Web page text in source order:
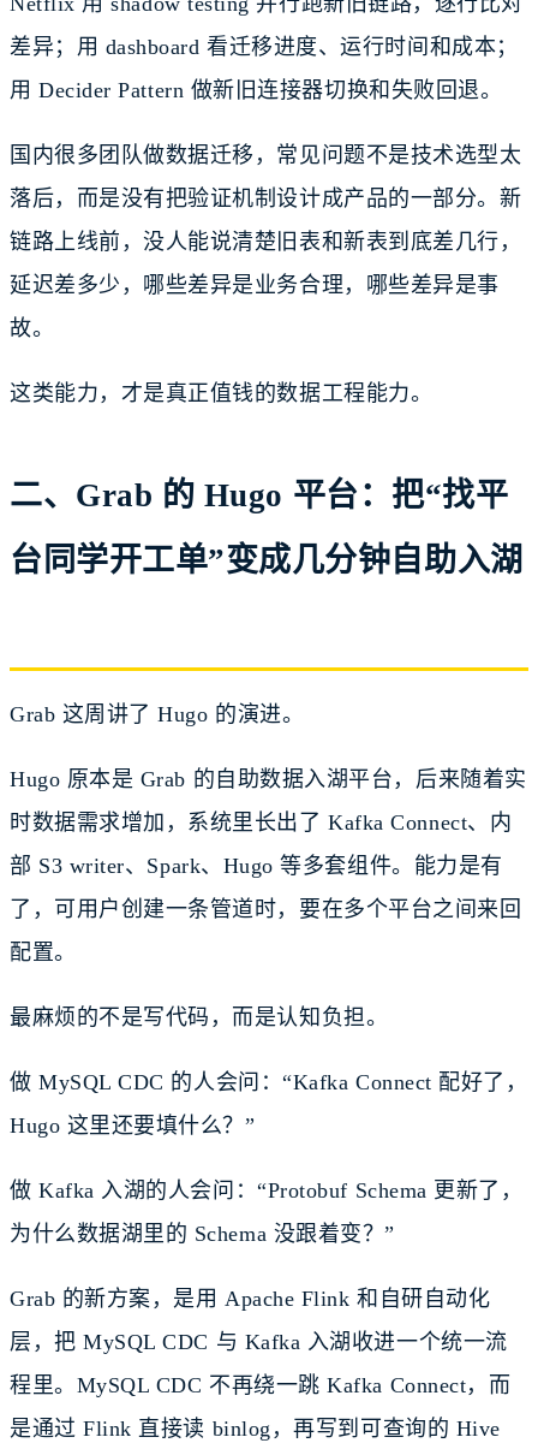
差异；用 dashboard 看迁移进度、运行时间和成本；
用 Decider Pattern 做新旧连接器切换和失败回退。
国内很多团队做数据迁移，常见问题不是技术选型太
落后，而是没有把验证机制设计成产品的一部分。新
链路上线前，没人能说清楚旧表和新表到底差几行，
延迟差多少，哪些差异是业务合理，哪些差异是事
故。
这类能力，才是真正值钱的数据工程能力。
二、Grab 的 Hugo 平台：把“找平
台同学开工单”变成几分钟自助入湖
Grab 这周讲了 Hugo 的演进。
Hugo 原本是 Grab 的自助数据入湖平台，后来随着实
时数据需求增加，系统里长出了 Kafka Connect、内
部 S3 writer、Spark、Hugo 等多套组件。能力是有
了，可用户创建一条管道时，要在多个平台之间来回
配置。
最麻烦的不是写代码，而是认知负担。
做 MySQL CDC 的人会问：“Kafka Connect 配好了，
Hugo 这里还要填什么？”
做 Kafka 入湖的人会问：“Protobuf Schema 更新了，
为什么数据湖里的 Schema 没跟着变？”
Grab 的新方案，是用 Apache Flink 和自研自动化
层，把 MySQL CDC 与 Kafka 入湖收进一个统一流
程里。MySQL CDC 不再绕一跳 Kafka Connect，而
是通过 Flink 直接读 binlog，再写到可查询的 Hive